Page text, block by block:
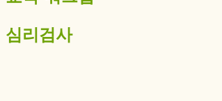
심리검사